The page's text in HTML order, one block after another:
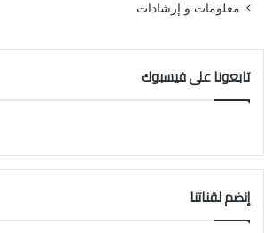
معلومات و إرشادات
تابعونا على فيسبوك
إنضم لقناتنا